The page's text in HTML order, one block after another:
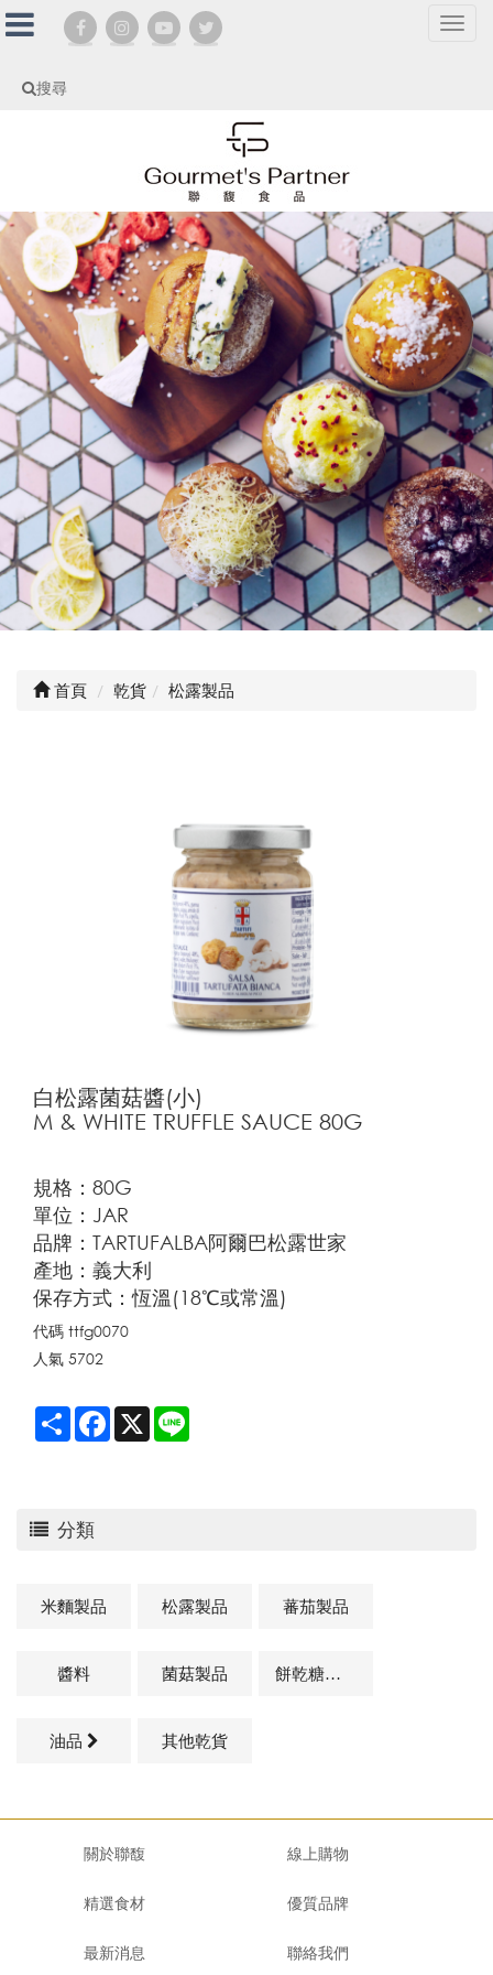
搜尋
選
分類
米麵製品 松露製品 蕃茄製品
醬料 菌菇製品 餅乾糖果類
油品 其他乾貨
首頁 乾貨 松露製品
白松露菌菇醬(小)
M & WHITE TRUFFLE SAUCE 80G
規格：80G
單位：JAR
品牌：TARTUFALBA阿爾巴松露世家
產地：義大利
保存方式：恆溫(18℃或常溫)
代碼 ttfg0070
人氣 5702
Share Facebook
X
關於聯馥 線上購物
精選食材 優質品牌
最新消息 聯絡我們